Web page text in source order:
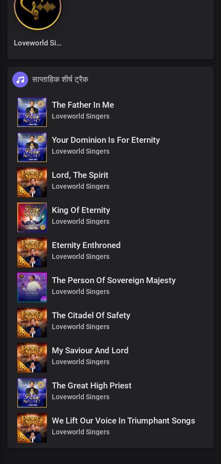
Loveworld Singers
साप्ताहिक शीर्ष ट्रैक
The Father In Me
Loveworld Singers
Your Dominion Is For Eternity
Loveworld Singers
Lord, The Spirit
Loveworld Singers
King Of Eternity
Loveworld Singers
Eternity Enthroned
Loveworld Singers
The Person Of Sovereign Majesty
Loveworld Singers
The Citadel Of Safety
Loveworld Singers
My Saviour And Lord
Loveworld Singers
The Great High Priest
Loveworld Singers
We Lift Our Voice In Triumphant Songs
Loveworld Singers